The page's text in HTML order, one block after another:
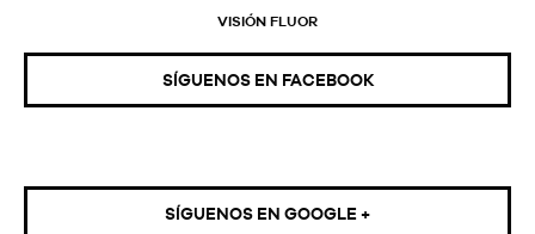
VISIÓN FLUOR
SÍGUENOS EN FACEBOOK
SÍGUENOS EN GOOGLE +